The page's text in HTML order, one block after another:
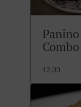
Combo
12.00